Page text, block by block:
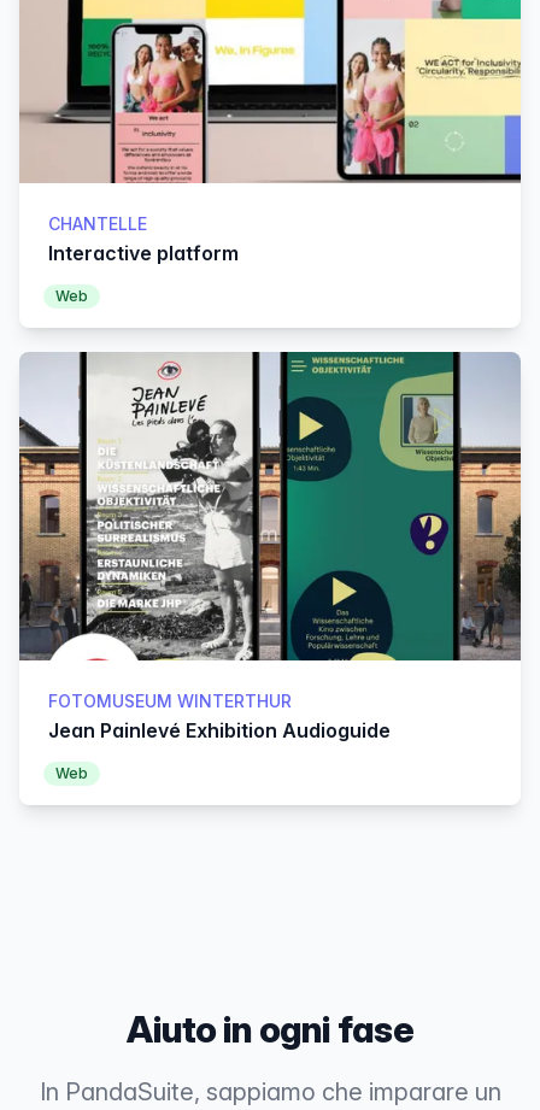
CHANTELLE
Interactive platform
Web
FOTOMUSEUM WINTERTHUR
Jean Painlevé Exhibition Audioguide
Web
Aiuto in ogni fase
In PandaSuite, sappiamo che imparare un